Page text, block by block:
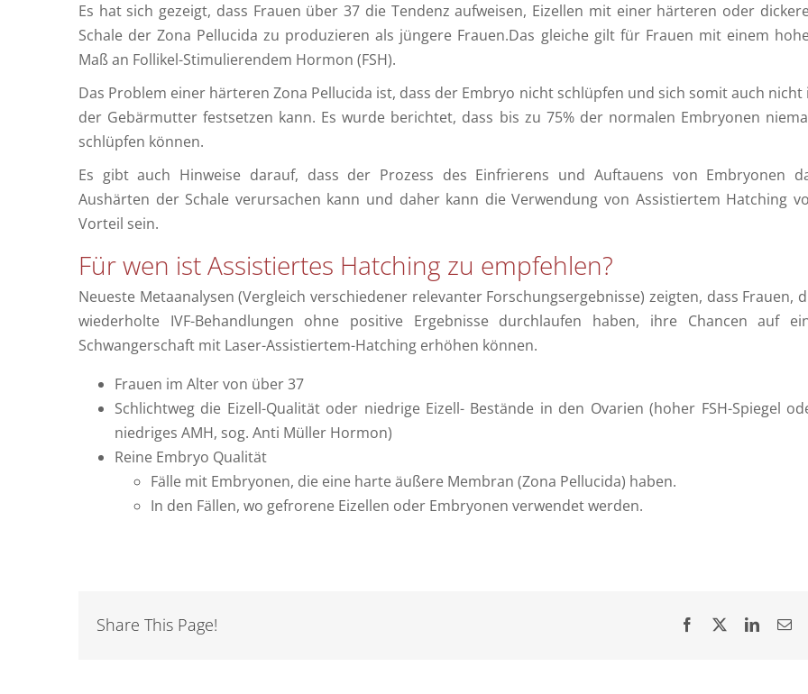
Es hat sich gezeigt, dass Frauen über 37 die Tendenz aufweisen, Eizellen mit einer härteren oder
Schale der Zona Pellucida zu produzieren als jüngere Frauen.Das gleiche gilt für Frauen mit einem
Maß an Follikel-Stimulierendem Hormon (FSH).
Das Problem einer härteren Zona Pellucida ist, dass der Embryo nicht schlüpfen und sich somit auch nicht
der Gebärmutter festsetzen kann. Es wurde berichtet, dass bis zu 75% der normalen Embryonen
schlüpfen können.
Es gibt auch Hinweise darauf, dass der Prozess des Einfrierens und Auftauens von Embryonen
Aushärten der Schale verursachen kann und daher kann die Verwendung von Assistiertem Hatching
Vorteil sein.
Für wen ist Assistiertes Hatching zu empfehlen?
Neueste Metaanalysen (Vergleich verschiedener relevanter Forschungsergebnisse) zeigten, dass Frauen,
wiederholte IVF-Behandlungen ohne positive Ergebnisse durchlaufen haben, ihre Chancen auf
Schwangerschaft mit Laser-Assistiertem-Hatching erhöhen können.
Frauen im Alter von über 37
Schlichtweg die Eizell-Qualität oder niedrige Eizell- Bestände in den Ovarien (hoher FSH-Spiegel
niedriges AMH, sog. Anti Müller Hormon)
Reine Embryo Qualität
Fälle mit Embryonen, die eine harte äußere Membran (Zona Pellucida) haben.
In den Fällen, wo gefrorene Eizellen oder Embryonen verwendet werden.
Share This Page!